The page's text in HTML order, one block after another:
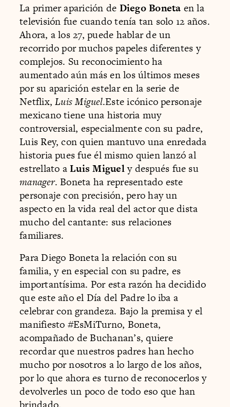
La primer aparición de Diego Boneta en la
televisión fue cuando tenía tan solo 12 años.
Ahora, a los 27, puede hablar de un
recorrido por muchos papeles diferentes y
complejos. Su reconocimiento ha
aumentado aún más en los últimos meses
por su aparición estelar en la serie de
Netflix,Luis Miguel.Este icónico personaje
mexicano tiene una historia muy
controversial, especialmente con su padre,
Luis Rey, con quien mantuvo una enredada
historia pues fue él mismo quien lanzó al
estrellato aLuis Miguely después fue su
manager. Boneta ha representado este
personaje con precisión, pero hay un
aspecto en la vida real del actor que dista
mucho del cantante: sus relaciones
familiares.
Para Diego Boneta la relación con su
familia, y en especial con su padre, es
importantísima. Por esta razón ha decidido
que este año el Día del Padre lo iba a
celebrar con grandeza. Bajo la premisa y el
manifiesto #EsMiTurno, Boneta,
acompañado de Buchanan’s, quiere
recordar que nuestros padres han hecho
mucho por nosotros a lo largo de los años,
por lo que ahora es turno de reconocerlos y
devolverles un poco de todo eso que han